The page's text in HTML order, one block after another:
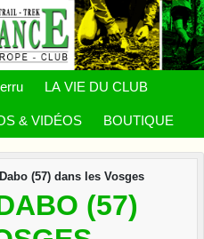
LA VIE DU CLUB
& VIDÉOS BOUTIQUE
(57) dans les Vosges
(57)